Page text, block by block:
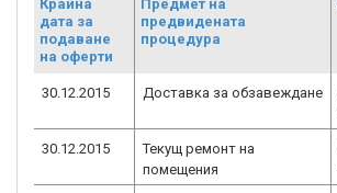
Крайна
дата за
подаване
на оферти
Предмет на
предвидената
процедура
30.12.2015 Доставка за обзавеждане
30.12.2015
Текущ ремонт на
помещения